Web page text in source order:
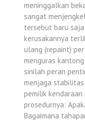
meninggalkan
sangat
tersebut baru
kerusakannya
ulang (repaint)
menguras
sinilah peran
menjaga stabilitas
pemilik kendaraan
prosedurnya:
Bagaimana